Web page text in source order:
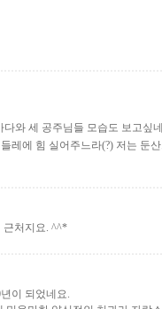
와 세 공주님들 모습도 보고싶
레에 힘 실어주느라(?) 저는 둔
근처지요. ^^*
이 되었네요.